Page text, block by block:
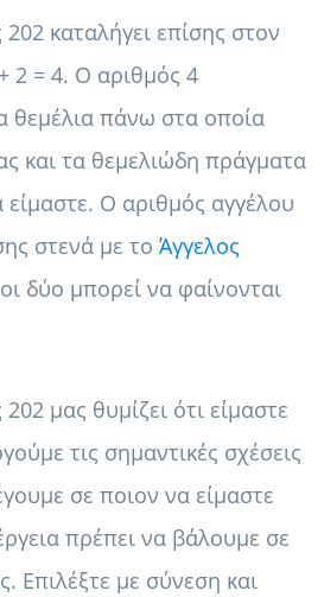
καταλήγει επίσης στον
2 = 4. Ο αριθμός 4
θεμέλια πάνω στα οποία
και τα θεμελιώδη πράγματα
Ο αριθμός αγγέλου
στενά με το Άγγελος
δύο μπορεί να φαίνονται
μας θυμίζει ότι είμαστε
τις σημαντικές σχέσεις
σε ποιον να είμαστε
πρέπει να βάλουμε σε
Επιλέξτε με σύνεση και